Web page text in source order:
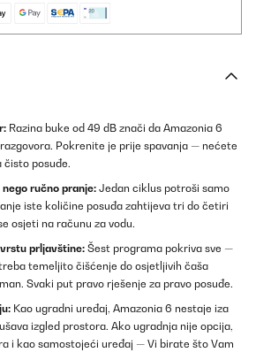
Razina buke od 49 dB znači da Amazonia 6
Pokrenite je prije spavanja — nećete
čisto posuđe.
ručno pranje:Jedan ciklus potroši samo
iste količine posuđa zahtijeva tri do četiri
osjeti na računu za vodu.
prljavštine: Šest programa pokriva sve —
temeljito čišćenje do osjetljivih čaša
Svaki put pravo rješenje za pravo posuđe.
Kao ugradni uređaj, Amazonia 6 nestaje iza
izgled prostora. Ako ugradnja nije opcija,
i kao samostojeći uređaj — Vi birate što Vam